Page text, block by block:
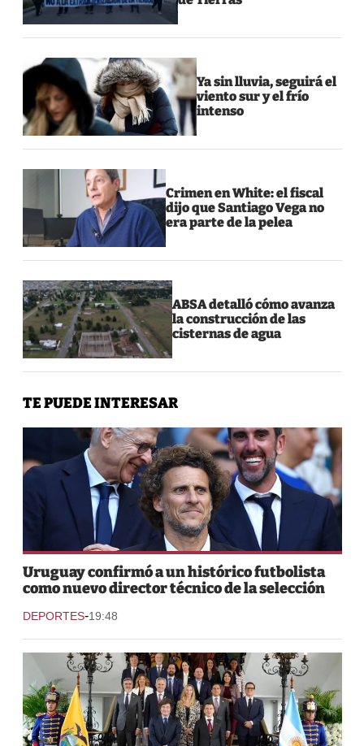
Ya sin lluvia, seguirá el
viento sur y el frío
intenso
Crimen en White: el fiscal
dijo que Santiago Vega no
era parte de la pelea
ABSA detalló cómo avanza
la construcción de las
cisternas de agua
TE PUEDE INTERESAR
Uruguay confirmó a un histórico futbolista
como nuevo director técnico de la selección
DEPORTES-19:48